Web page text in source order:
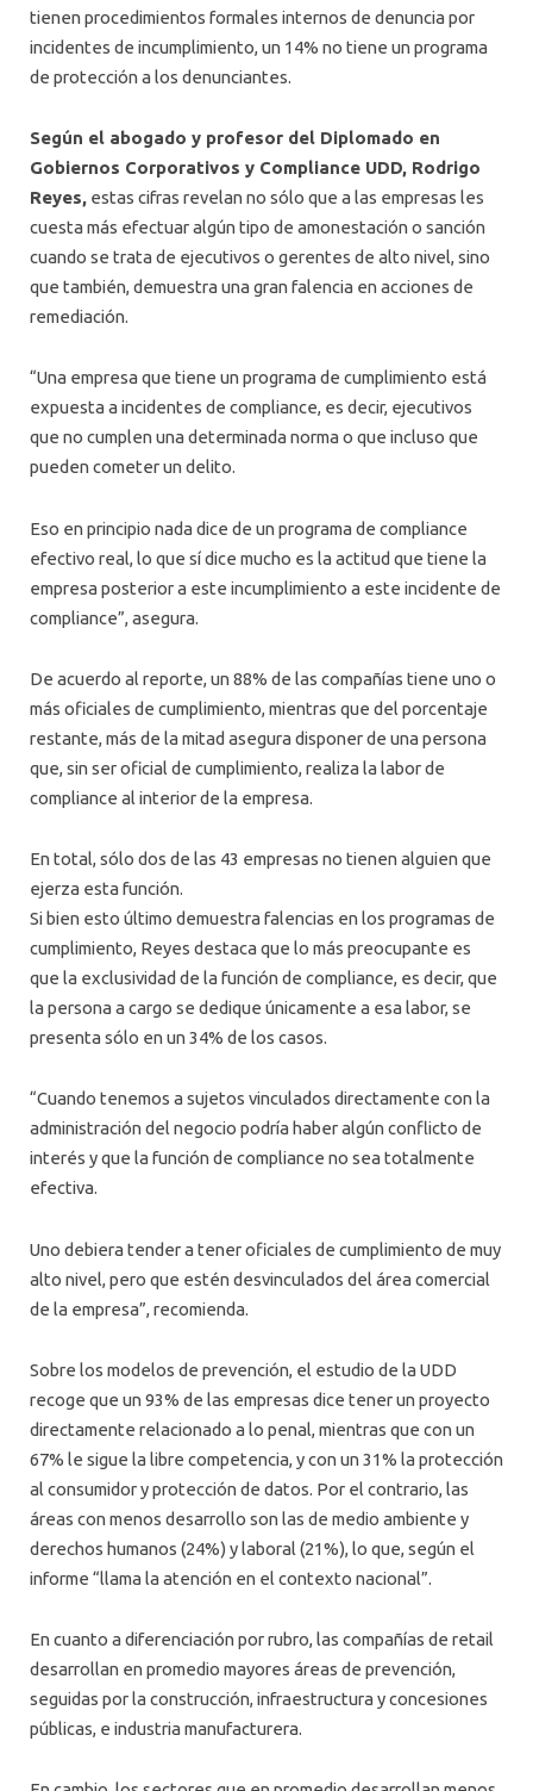
tienen procedimientos formales internos de denuncia por
incidentes de incumplimiento, un 14% no tiene un programa
de protección a los denunciantes.
Según el abogado y profesor del Diplomado en
Gobiernos Corporativos y Compliance UDD, Rodrigo
Reyes, estas cifras revelan no sólo que a las empresas les
cuesta más efectuar algún tipo de amonestación o sanción
cuando se trata de ejecutivos o gerentes de alto nivel, sino
que también, demuestra una gran falencia en acciones de
remediación.
“Una empresa que tiene un programa de cumplimiento está
expuesta a incidentes de compliance, es decir, ejecutivos
que no cumplen una determinada norma o que incluso que
pueden cometer un delito.
Eso en principio nada dice de un programa de compliance
efectivo real, lo que sí dice mucho es la actitud que tiene la
empresa posterior a este incumplimiento a este incidente de
compliance”, asegura.
De acuerdo al reporte, un 88% de las compañías tiene uno o
más oficiales de cumplimiento, mientras que del porcentaje
restante, más de la mitad asegura disponer de una persona
que, sin ser oficial de cumplimiento, realiza la labor de
compliance al interior de la empresa.
En total, sólo dos de las 43 empresas no tienen alguien que
ejerza esta función.
Si bien esto último demuestra falencias en los programas de
cumplimiento, Reyes destaca que lo más preocupante es
que la exclusividad de la función de compliance, es decir, que
la persona a cargo se dedique únicamente a esa labor, se
presenta sólo en un 34% de los casos.
“Cuando tenemos a sujetos vinculados directamente con la
administración del negocio podría haber algún conflicto de
interés y que la función de compliance no sea totalmente
efectiva.
Uno debiera tender a tener oficiales de cumplimiento de muy
alto nivel, pero que estén desvinculados del área comercial
de la empresa”, recomienda.
Sobre los modelos de prevención, el estudio de la UDD
recoge que un 93% de las empresas dice tener un proyecto
directamente relacionado a lo penal, mientras que con un
67% le sigue la libre competencia, y con un 31% la protección
al consumidor y protección de datos. Por el contrario, las
áreas con menos desarrollo son las de medio ambiente y
derechos humanos (24%) y laboral (21%), lo que, según el
informe “llama la atención en el contexto nacional”.
En cuanto a diferenciación por rubro, las compañías de retail
desarrollan en promedio mayores áreas de prevención,
seguidas por la construcción, infraestructura y concesiones
públicas, e industria manufacturera.